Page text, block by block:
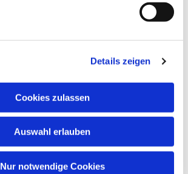
Details zeigen
Cookies zulassen
Auswahl erlauben
Nur notwendige Cookies